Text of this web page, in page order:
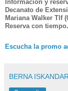
Información y
Decanato de
Mariana Walker Tlf
Reserva con
Escucha la promo
BERNA ISKANDAR